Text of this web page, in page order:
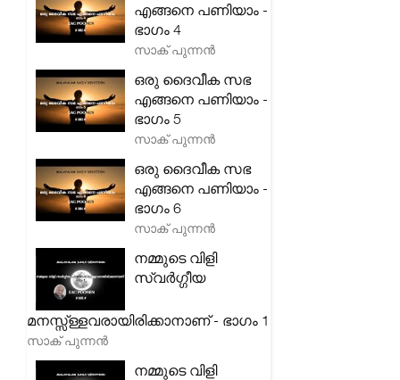
എങ്ങനെ പണിയാം -
ഭാഗം 4
സാക് പുന്നൻ
ഒരു ദൈവീക സഭ
എങ്ങനെ പണിയാം -
ഭാഗം 5
സാക് പുന്നൻ
ഒരു ദൈവീക സഭ
എങ്ങനെ പണിയാം -
ഭാഗം 6
സാക് പുന്നൻ
നമ്മുടെ വിളി
സ്വർഗ്ഗീയ
മനസ്സ്ള്ളവരായിരിക്കാനാണ് - ഭാഗം 1
സാക് പുന്നൻ
നമ്മുടെ വിളി